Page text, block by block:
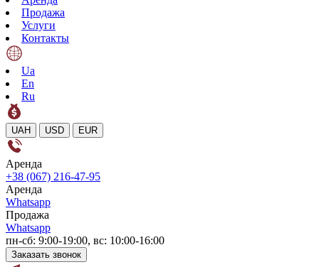
Продажа
Услуги
Контакты
Ua
En
Ru
UAH USD EUR
Аренда
+38 (067) 216-47-95
Аренда
Whatsapp
Продажа
Whatsapp
пн-сб: 9:00-19:00, вс: 10:00-16:00
Заказать звонок